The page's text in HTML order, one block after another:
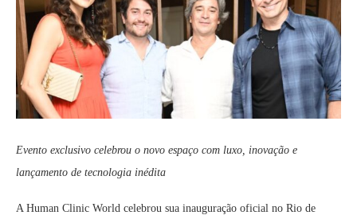
Evento exclusivo celebrou o novo espaço com luxo, inovação e
lançamento de tecnologia inédita
A Human Clinic World celebrou sua inauguração oficial no Rio de